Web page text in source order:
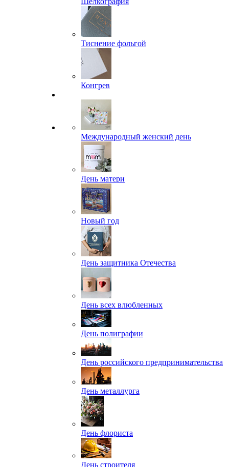
Тиснение фольгой
Конгрев
Международный женский день
День матери
Новый год
День защитника Отечества
День всех влюбленных
День полиграфии
День российского предпринимательства
День металлурга
День флориста
День строителя